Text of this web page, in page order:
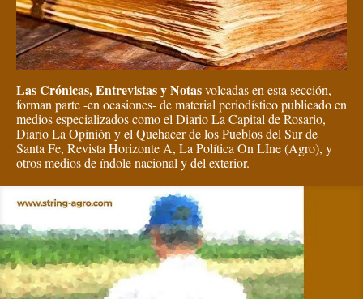
Las Crónicas, Entrevistas y Notasvolcadas en esta sección,
forman parte -en ocasiones- de material periodístico publicado en
medios especializados como el Diario La Capital de Rosario,
Diario La Opinión y el Quehacer de los Pueblos del Sur de
Santa Fe, Revista Horizonte A, La Política On LIne (Agro), y
otros medios de índole nacional y del exterior.